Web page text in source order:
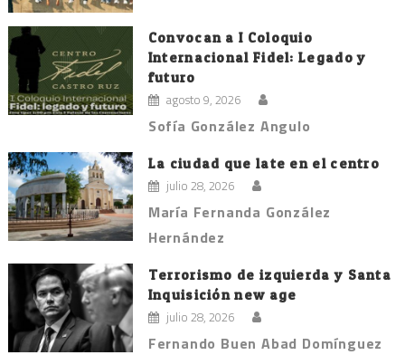
Convocan a I Coloquio
Internacional Fidel: Legado y
futuro
agosto 9, 2026
Sofía González Angulo
La ciudad que late en el centro
julio 28, 2026
María Fernanda González
Hernández
Terrorismo de izquierda y Santa
Inquisición new age
julio 28, 2026
Fernando Buen Abad Domínguez